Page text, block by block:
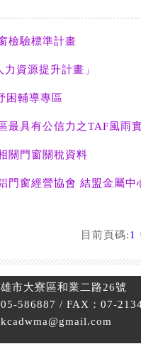
檢驗標準計畫
資源提升計畫」
困輔導專區
最具有公信力之TAF風雨
關門窗關稅資料
門窗經營協會 結盟金屬中
目前頁碼:1
市大寮區和業二路26號
586887 / FAX：07-